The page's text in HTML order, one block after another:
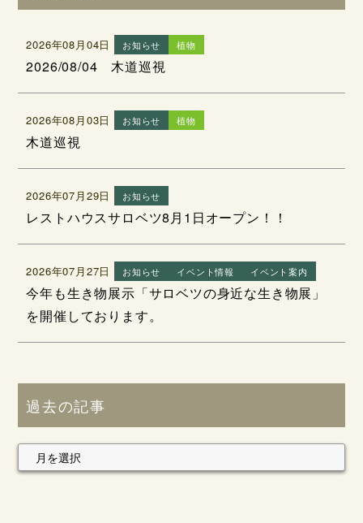
2026年08月04日 お知らせ 植物
2026/08/04 木道巡視
2026年08月03日 お知らせ 植物
木道巡視
2026年07月29日 お知らせ
レストハウスサロベツ8月1日オープン！！
2026年07月27日 お知らせ イベント情報 イベント案内
今年も生き物展示「サロベツの身近な生き物展」
を開催しております。
過去の記事